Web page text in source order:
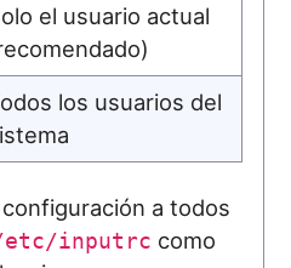
el usuario actual
los usuarios del
a todos
inputrc como